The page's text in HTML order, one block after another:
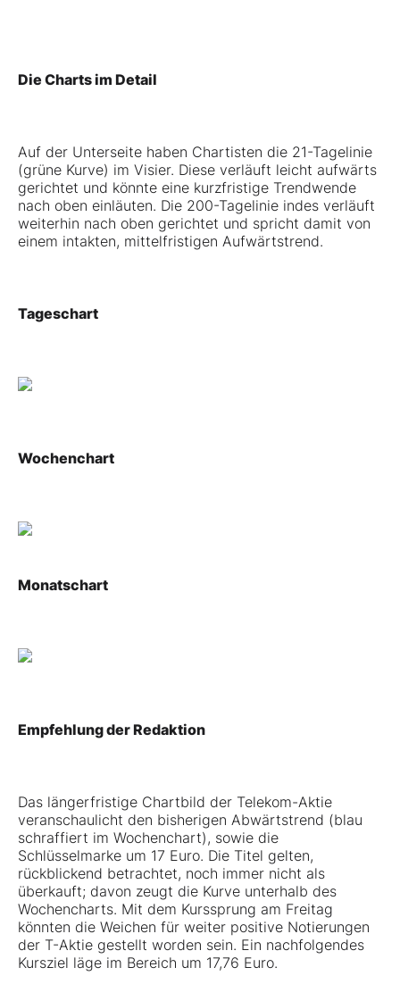
Die Charts im Detail
Auf der Unterseite haben Chartisten die 21-Tagelinie
(grüne Kurve) im Visier. Diese verläuft leicht aufwärts
gerichtet und könnte eine kurzfristige Trendwende
nach oben einläuten. Die 200-Tagelinie indes verläuft
weiterhin nach oben gerichtet und spricht damit von
einem intakten, mittelfristigen Aufwärtstrend.
Tageschart
Wochenchart
Monatschart
Empfehlung der Redaktion
Das längerfristige Chartbild der Telekom-Aktie
veranschaulicht den bisherigen Abwärtstrend (blau
schraffiert im Wochenchart), sowie die
Schlüsselmarke um 17 Euro. Die Titel gelten,
rückblickend betrachtet, noch immer nicht als
überkauft; davon zeugt die Kurve unterhalb des
Wochencharts. Mit dem Kurssprung am Freitag
könnten die Weichen für weiter positive Notierungen
der T-Aktie gestellt worden sein. Ein nachfolgendes
Kursziel läge im Bereich um 17,76 Euro.